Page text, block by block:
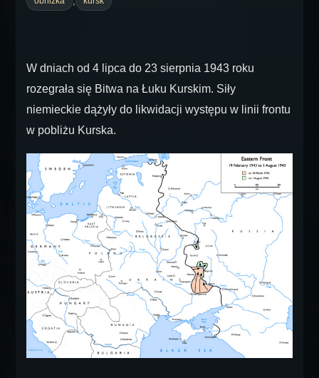
W dniach od 4 lipca do 23 sierpnia 1943 roku
rozegrała się Bitwa na Łuku Kurskim. Siły
niemieckie dążyły do likwidacji występu w linii frontu
w pobliżu Kurska.